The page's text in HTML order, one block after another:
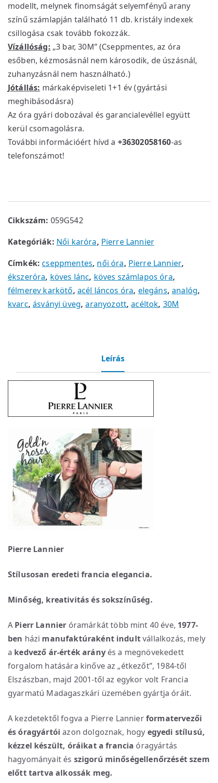
modellt, melynek finomságát selyemfényű arany
színű számlapján található 11 db. kristály indexek
csillogása csak tovább fokozzák.
Vízállóság: „3 bar, 30M” (Cseppmentes, az óra
esőben, kézmosásnál nem károsodik, de úszásnál,
zuhanyzásnál nem használható.)
Jótállás: márkaképviseleti 1+1 év (gyártási
meghibásodásra)
Az óra gyári dobozával és garancialevéllel együtt
kerül csomagolásra.
További információért hívd a +36302058160-as
telefonszámot!
Cikkszám: 059G542
Kategóriák: Női karóra, Pierre Lannier
Címkék:cseppmentes, női óra, Pierre Lannier,
ékszeróra, köves lánc, köves számlapos óra,
félmerev karkötő, acél láncos óra, elegáns,analóg,
kvarc,ásványi üveg,aranyozott,acéltok, 30M
Leírás
Pierre Lannier
Stílusosan eredeti francia elegancia.
Minőség, kreativitás és sokszínűség.
A Pierr Lannier óramárkát több mint 40 éve, 1977-
ben házi manufaktúraként indultvállalkozás, mely
a kedvező ár-érték arányés a megnövekedett
forgalom hatására kinőve az „étkezőt”, 1984-től
Elszászban, majd 2001-től az egykor volt Francia
gyarmatú Madagaszkári üzemében gyártja óráit.
A kezdetektől fogva a Pierre Lannierformatervezői
és óragyártói azon dolgoznak, hogy egyedi stílusú,
kézzel készült, óráikata francia óragyártás
hagyományait és szigorú minőségellenőrzését szem
előtt tartva alkossák meg.